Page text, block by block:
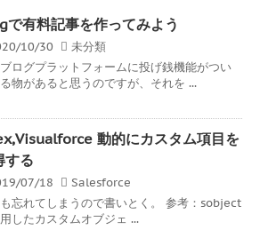
で有料記事を作ってみよう
10/30
未分類
ログプラットフォームに投げ銭機能がつい
物があると思うのですが、それを ...
動的にカスタム項目を
する
07/18
Salesforce
忘れてしまうので書いとく。 参考：sobject
したカスタムオブジェ ...